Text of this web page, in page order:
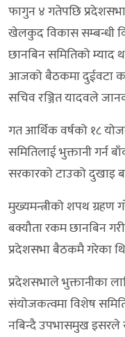
फागुन ४ गतेपछि
खेलकुद विकास सम्बन्धी
छानबिन समितिको
आजको बैठकमा दुईवटा
सचिव रञ्जित यादवले
गत आर्थिक वर्षको १८
समितिलाई भुक्तानी गर्न
सरकारको टाउको दुखाइ
मुख्यमन्त्रीको शपथ ग्रहण
बक्यौता रकम छानबिन
प्रदेशसभा बैठकमै गरेका
प्रदेशसभाले भुक्तानीका
संयोजकत्वमा विशेष
नबिन्दै उपभासमुख इसरले